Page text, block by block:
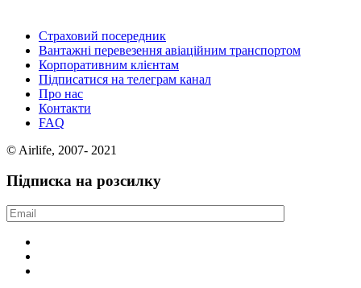
Страховий посередник
Вантажні перевезення авіаційним транспортом
Корпоративним клієнтам
Підписатися на телеграм канал
Про нас
Контакти
FAQ
© Airlife, 2007- 2021
Підписка на розсилку